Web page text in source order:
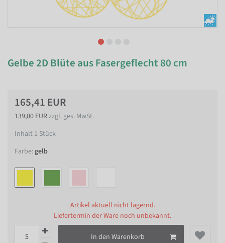
Gelbe 2D Blüte aus Fasergeflecht 80 cm
165,41 EUR
139,00 EURzzgl. ges. MwSt.
Inhalt 1 Stück
Farbe:gelb
Artikel aktuell nicht lagernd.
Liefertermin der Ware noch unbekannt.
In den Warenkorb